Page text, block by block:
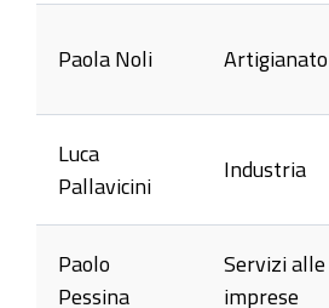
Paola Noli Artigianato
Luca
Pallavicini
Industria
Paolo
Pessina
Servizi alle
imprese